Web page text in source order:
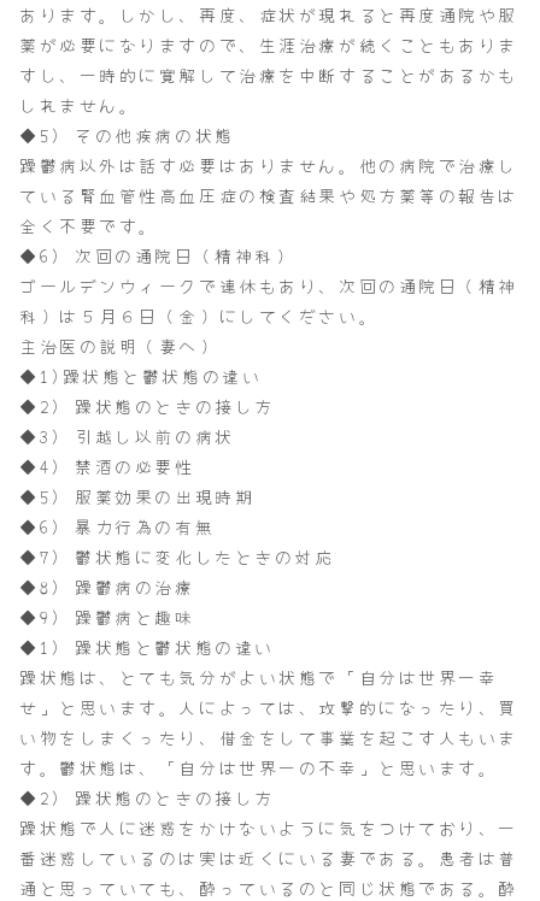
あります。しかし、再度、症状が現れると再度通院や服
薬が必要になりますので、生涯治療が続くこともありま
すし、一時的に寛解して治療を中断することがあるかも
しれません。
◆5) その他疾病の状態
躁鬱病以外は話す必要はありません。他の病院で治療し
ている腎血管性高血圧症の検査結果や処方薬等の報告は
全く不要です。
◆6) 次回の通院日（精神科）
ゴールデンウィークで連休もあり、次回の通院日（精神
科）は５月６日（金）にしてください。
主治医の説明（妻へ）
◆1)躁状態と鬱状態の違い
◆2) 躁状態のときの接し方
◆3) 引越し以前の病状
◆4) 禁酒の必要性
◆5) 服薬効果の出現時期
◆6) 暴力行為の有無
◆7) 鬱状態に変化したときの対応
◆8) 躁鬱病の治療
◆9) 躁鬱病と趣味
◆1) 躁状態と鬱状態の違い
躁状態は、とても気分がよい状態で「自分は世界一幸
せ」と思います。人によっては、攻撃的になったり、買
い物をしまくったり、借金をして事業を起こす人もいま
す。鬱状態は、「自分は世界一の不幸」と思います。
◆2) 躁状態のときの接し方
躁状態で人に迷惑をかけないように気をつけており、一
番迷惑しているのは実は近くにいる妻である。患者は普
通と思っていても、酔っているのと同じ状態である。酔